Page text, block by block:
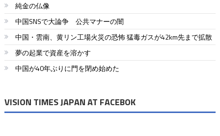
純金の仏像
中国SNSで大論争 公共マナーの闇
中国・雲南、黄リン工場火災の恐怖 猛毒ガスが42km先まで拡散
夢の起業で資産を溶かす
中国が40年ぶりに門を閉め始めた
VISION TIMES JAPAN AT FACEBOK